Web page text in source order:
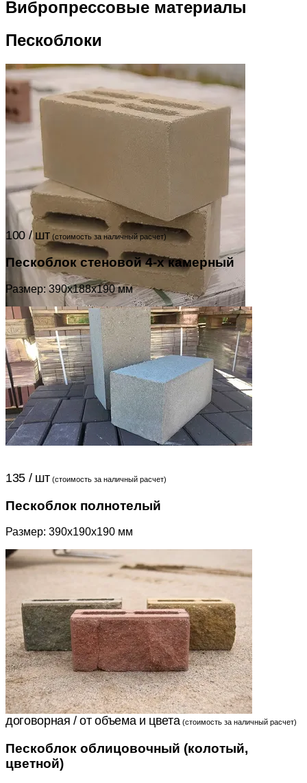
Вибропрессовые материалы
Пескоблоки
100 / шт (стоимость за наличный расчет)
Пескоблок стеновой 4-х камерный
Размер: 390x188x190 мм
135 / шт (стоимость за наличный расчет)
Пескоблок полнотелый
Размер: 390x190x190 мм
договорная / от объема и цвета (стоимость за наличный расчет)
Пескоблок облицовочный (колотый,
цветной)